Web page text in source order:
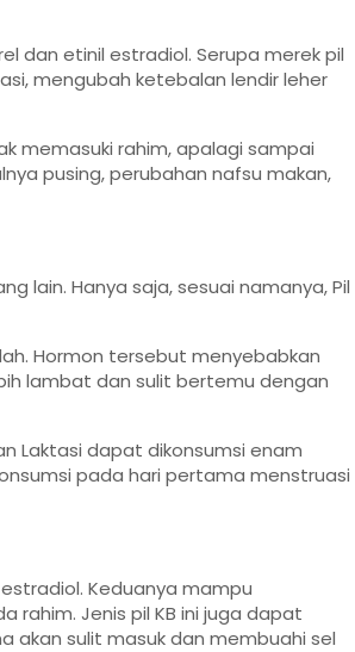
dan etinil estradiol. Serupa merek pil
mengubah ketebalan lendir leher
memasuki rahim, apalagi sampai
pusing, perubahan nafsu makan,
lain. Hanya saja, sesuai namanya, Pil
Hormon tersebut menyebabkan
lambat dan sulit bertemu dengan
Laktasi dapat dikonsumsi enam
pada hari pertama menstruasi
Keduanya mampu
rahim. Jenis pil KB ini juga dapat
akan sulit masuk dan membuahi sel